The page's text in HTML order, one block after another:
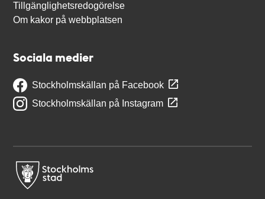
Tillgänglighetsredogörelse
Om kakor på webbplatsen
Sociala medier
Stockholmskällan på Facebook
Stockholmskällan på Instagram